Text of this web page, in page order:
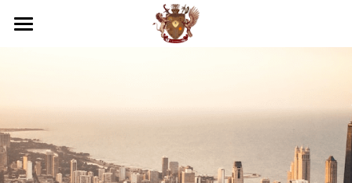
品牌落地代理
越南民刑事務顧問
工商服務
最新消息
聯絡
部落格分類